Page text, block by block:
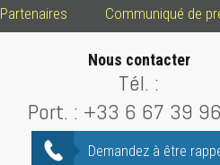
Partenaires Communiqué de
Nous contacter
Tél. :
Port. : +33 6 67 39
Demandez à être